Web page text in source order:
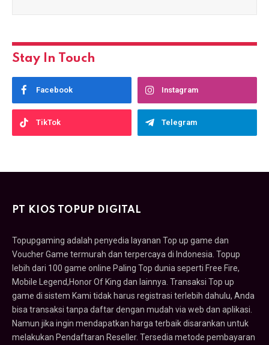
Stay In Touch
Facebook Instagram
TikTok Telegram
PT KIOS TOPUP DIGITAL
Topupgaming adalah penyedia layanan Top up game dan
Voucher Game termurah dan terpercaya di Indonesia. Topup
lebih dari 100 game online Paling Top dunia seperti Free Fire,
Mobile Legend,Honor Of King dan lainnya. Transaksi Top up
game di sistem Kami tidak harus registrasi terlebih dahulu, Anda
bisa transaksi tanpa daftar dengan mudah via web dan aplikasi.
Namun jika ingin mendapatkan harga terbaik disarankan untuk
melakukan Pendaftaran Reseller. Tersedia metode pembayaran